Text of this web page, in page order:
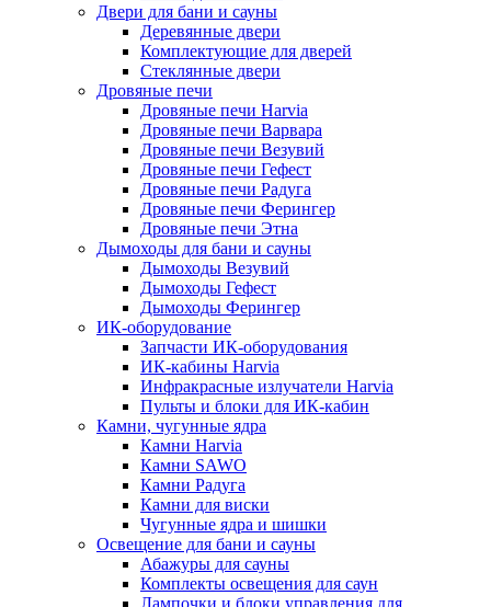
Двери для бани и сауны
Деревянные двери
Комплектующие для дверей
Стеклянные двери
Дровяные печи
Дровяные печи Harvia
Дровяные печи Варвара
Дровяные печи Везувий
Дровяные печи Гефест
Дровяные печи Радуга
Дровяные печи Ферингер
Дровяные печи Этна
Дымоходы для бани и сауны
Дымоходы Везувий
Дымоходы Гефест
Дымоходы Ферингер
ИК-оборудование
Запчасти ИК-оборудования
ИК-кабины Harvia
Инфракрасные излучатели Harvia
Пульты и блоки для ИК-кабин
Камни, чугунные ядра
Камни Harvia
Камни SAWO
Камни Радуга
Камни для виски
Чугунные ядра и шишки
Освещение для бани и сауны
Абажуры для сауны
Комплекты освещения для саун
Лампочки и блоки управления для